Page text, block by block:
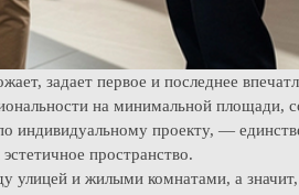
задает первое и последнее
на минимальной площади,
индивидуальному проекту, —
пространство.
улицей и жилыми комнатами, а